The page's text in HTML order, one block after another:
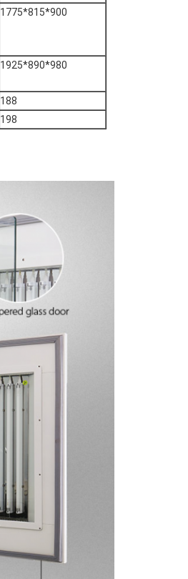
1775*815*900
1925*890*980
188
198